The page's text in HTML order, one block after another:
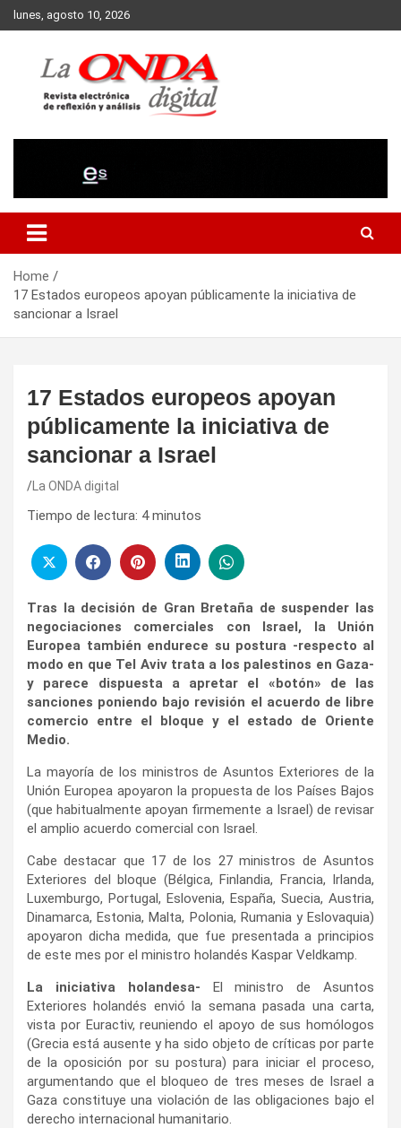
Skip
to
lunes, agosto 10, 2026
Home
17 Estados europeos apoyan públicamente la iniciativa de
sancionar a Israel
17 Estados europeos apoyan
públicamente la iniciativa de
sancionar a Israel
La ONDA digital
Tiempo de lectura: 4 minutos
Tras la decisión de Gran Bretaña de suspender las
negociaciones comerciales con Israel, la Unión
Europea también endurece su postura -respecto al
modo en que Tel Aviv trata a los palestinos en Gaza-
y parece dispuesta a apretar el «botón» de las
sanciones poniendo bajo revisión el acuerdo de libre
comercio entre el bloque y el estado de Oriente
Medio.
La mayoría de los ministros de Asuntos Exteriores de la
Unión Europea apoyaron la propuesta de los Países Bajos
(que habitualmente apoyan firmemente a Israel) de revisar
el amplio acuerdo comercial con Israel.
Cabe destacar que 17 de los 27 ministros de Asuntos
Exteriores del bloque (Bélgica, Finlandia, Francia, Irlanda,
Luxemburgo, Portugal, Eslovenia, España, Suecia, Austria,
Dinamarca, Estonia, Malta, Polonia, Rumania y Eslovaquia)
apoyaron dicha medida, que fue presentada a principios
de este mes por el ministro holandés Kaspar Veldkamp.
La iniciativa holandesa- El ministro de Asuntos
Exteriores holandés envió la semana pasada una carta,
vista por Euractiv, reuniendo el apoyo de sus homólogos
(Grecia está ausente y ha sido objeto de críticas por parte
de la oposición por su postura) para iniciar el proceso,
argumentando que el bloqueo de tres meses de Israel a
Gaza constituye una violación de las obligaciones bajo el
derecho internacional humanitario.